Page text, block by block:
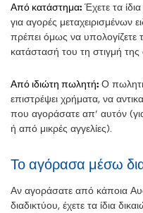
Από κατάστημα: Έχετε τα
για αγορές μεταχειρισμένων
πρέπει όμως να υπολογίζετε
κατάστασή του τη στιγμή
Από ιδιώτη πωλητή: Ο
επιστρέψει χρήματα, να
που αγοράσατε απ’ αυτόν
ή από μικρές αγγελίες).
Το αγόρασα μέσω
Αν αγοράσατε από κάποια
διαδικτύου, έχετε τα ίδια